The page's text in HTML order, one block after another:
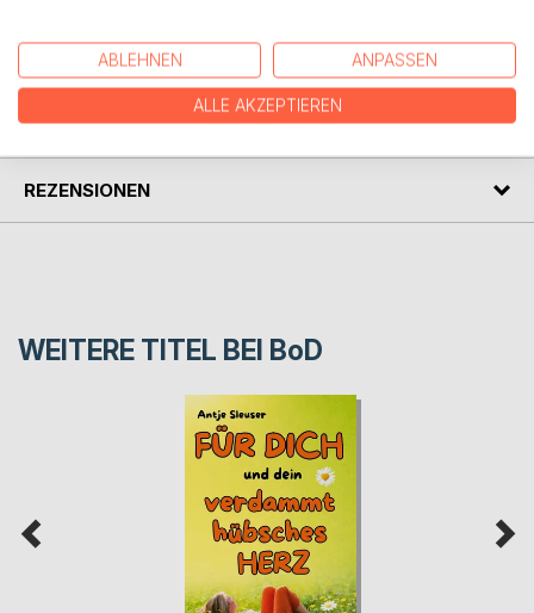
AUTOR/IN
PRESSESTIMMEN
REZENSIONEN
WEITERE TITEL BEI BoD
ABLEHNEN ANPASSEN
ALLE AKZEPTIEREN